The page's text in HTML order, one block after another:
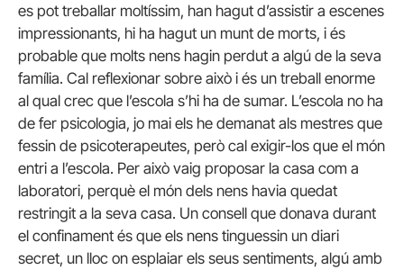
es pot treballar moltíssim, han hagut d’assistir a escenes
impressionants, hi ha hagut un munt de morts, i és
probable que molts nens hagin perdut a algú de la seva
família. Cal reflexionar sobre això i és un treball enorme
al qual crec que l’escola s’hi ha de sumar. L’escola no ha
de fer psicologia, jo mai els he demanat als mestres que
fessin de psicoterapeutes, però cal exigir-los que el món
entri a l’escola. Per això vaig proposar la casa com a
laboratori, perquè el món dels nens havia quedat
restringit a la seva casa. Un consell que donava durant
el confinament és que els nens tinguessin un diari
secret, un lloc on esplaiar els seus sentiments, algú amb